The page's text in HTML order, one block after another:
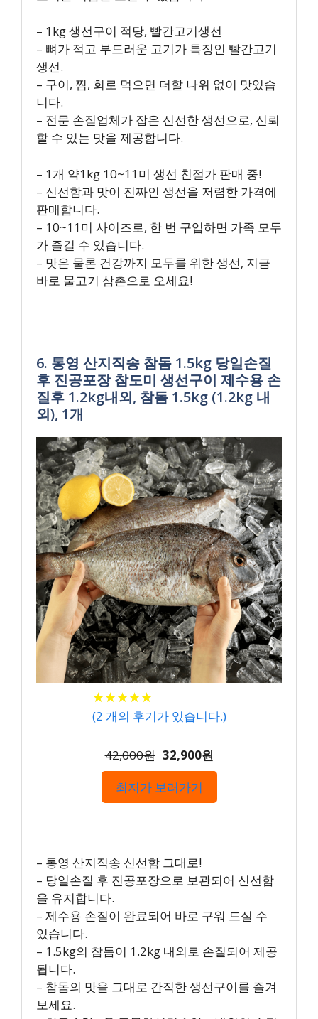
– 1kg 생선구이 적당, 빨간고기생선
– 뼈가 적고 부드러운 고기가 특징인 빨간고기
생선.
– 구이, 찜, 회로 먹으면 더할 나위 없이 맛있습
니다.
– 전문 손질업체가 잡은 신선한 생선으로, 신뢰
할 수 있는 맛을 제공합니다.
– 1개 약1kg 10~11미 생선 친절가 판매 중!
– 신선함과 맛이 진짜인 생선을 저렴한 가격에
판매합니다.
– 10~11미 사이즈로, 한 번 구입하면 가족 모두
가 즐길 수 있습니다.
– 맛은 물론 건강까지 모두를 위한 생선, 지금
바로 물고기 삼촌으로 오세요!
6. 통영 산지직송 참돔 1.5kg 당일손질
후 진공포장 참도미 생선구이 제수용 손
질후 1.2kg내외, 참돔 1.5kg (1.2kg 내
외), 1개
★★★★★
★★★★★
(2 개의 후기가 있습니다.)
42,000원 32,900원
최저가 보러가기
– 통영 산지직송 신선함 그대로!
– 당일손질 후 진공포장으로 보관되어 신선함
을 유지합니다.
– 제수용 손질이 완료되어 바로 구워 드실 수
있습니다.
– 1.5kg의 참돔이 1.2kg 내외로 손질되어 제공
됩니다.
– 참돔의 맛을 그대로 간직한 생선구이를 즐겨
보세요.